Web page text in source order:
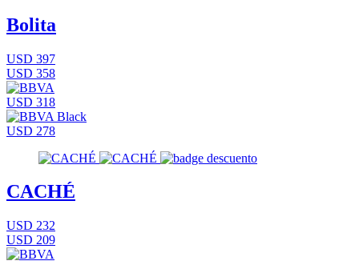
Bolita
USD 397
USD 358
USD 318
USD 278
CACHÉ
USD 232
USD 209